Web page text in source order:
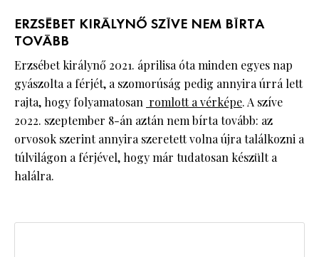
ERZSÉBET KIRÁLYNŐ SZÍVE NEM BÍRTA
TOVÁBB
Erzsébet királynő 2021. áprilisa óta minden egyes nap
gyászolta a férjét, a szomorúság pedig annyira úrrá lett
rajta, hogy folyamatosan romlott a vérképe. A szíve
2022. szeptember 8-án aztán nem bírta tovább: az
orvosok szerint annyira szeretett volna újra találkozni a
túlvilágon a férjével, hogy már tudatosan készült a
halálra.